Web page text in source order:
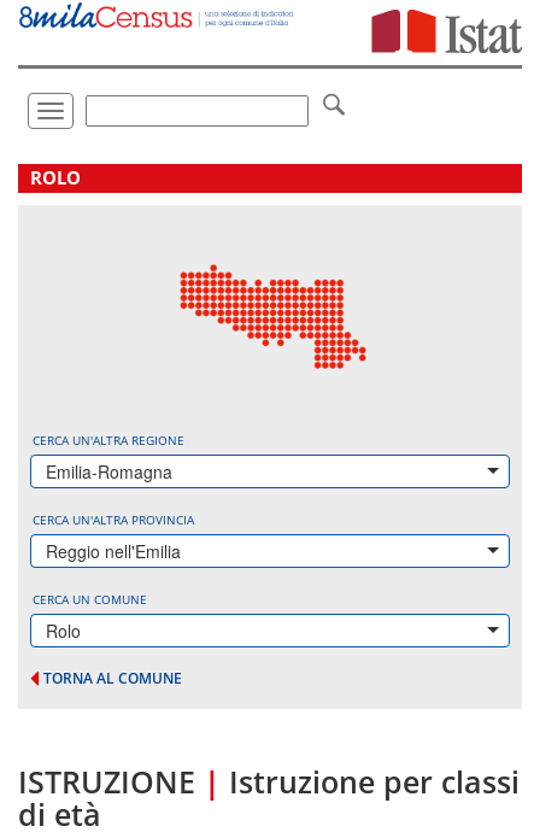
Vai
direttamente
Toggle
navigation
.
ROLO
CERCA UN'ALTRA REGIONE
Emilia-Romagna
CERCA UN'ALTRA PROVINCIA
Reggio nell'Emilia
CERCA UN COMUNE
Rolo
TORNA AL COMUNE
ISTRUZIONE | Istruzione per classi
di età